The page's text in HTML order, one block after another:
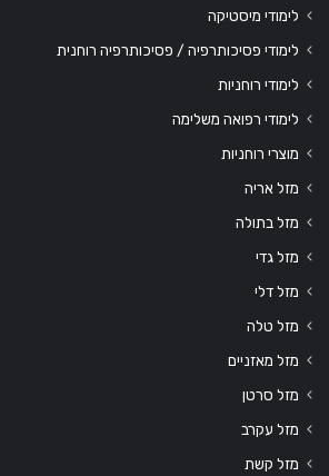
לימודי מיסטיקה
לימודי פסיכותרפיה / פסיכותרפיה רוחנית
לימודי רוחניות
לימודי רפואה משלימה
מוצרי רוחניות
מזל אריה
מזל בתולה
מזל גדי
מזל דלי
מזל טלה
מזל מאזניים
מזל סרטן
מזל עקרב
מזל קשת